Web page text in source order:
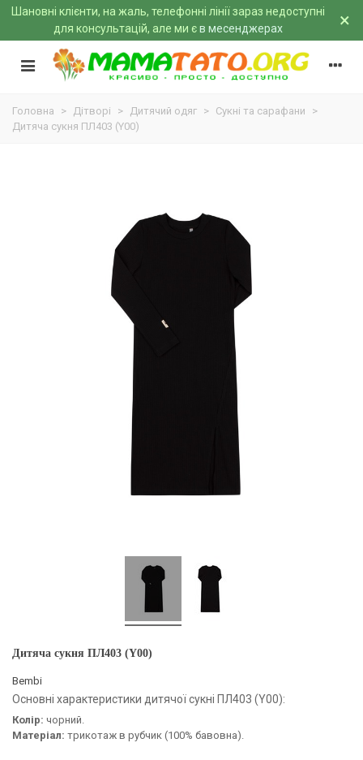
Шановні клієнти, на жаль, телефонні лінії зараз недоступні
для консультацій, але ми єв месенджерах ×
Головна > Дітворі > Дитячий одяг > Сукні та сарафани
>
Дитяча сукня ПЛ403 (Y00)
Дитяча сукня ПЛ403 (Y00)
Bembi
Основні характеристики дитячої сукні ПЛ403 (Y00):
Колір: чорний.
Матеріал: трикотаж в рубчик (100% бавовна).